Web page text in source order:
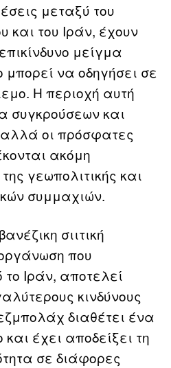
μεταξύ του
και του Ιράν, έχουν
μείγμα
μπορεί να οδηγήσει σε
Η περιοχή αυτή
συγκρούσεων και
οι πρόσφατες
ακόμη
γεωπολιτικής και
συμμαχιών.
σιιτική
που
Ιράν, αποτελεί
κινδύνους
διαθέτει ένα
έχει αποδείξει τη
σε διάφορες